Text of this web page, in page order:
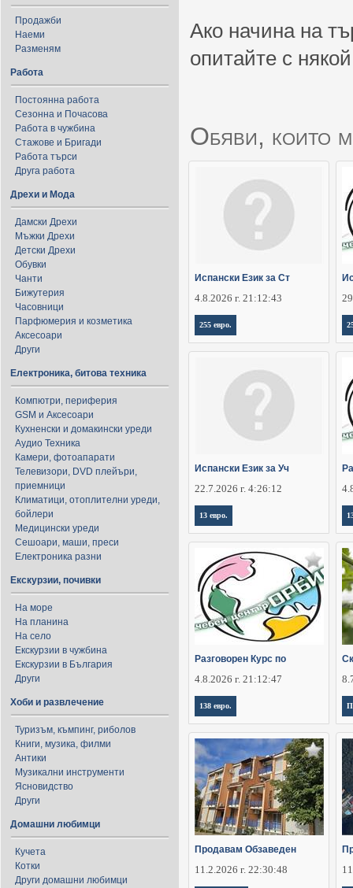
Продажби
Наеми
Разменям
Работа
Постоянна работа
Сезонна и Почасова
Работа в чужбина
Стажове и Бригади
Работа търси
Друга работа
Дрехи и Мода
Дамски Дрехи
Мъжки Дрехи
Детски Дрехи
Обувки
Чанти
Бижутерия
Часовници
Парфюмерия и козметика
Аксесоари
Други
Електроника, битова техника
Компютри, периферия
GSM и Аксесоари
Кухненски и домакински уреди
Аудио Техника
Камери, фотоапарати
Телевизори, DVD плейъри,
приемници
Климатици, отоплителни уреди,
бойлери
Медицински уреди
Сешоари, маши, преси
Електроника разни
Екскурзии, почивки
На море
На планина
На село
Екскурзии в чужбина
Екскурзии в България
Други
Хоби и развлечение
Туризъм, къмпинг, риболов
Книги, музика, филми
Антики
Музикални инструменти
Ясновидство
Други
Домашни любимци
Кучета
Котки
Други домашни любимци
Ако начина на
опитайте с
Обяви, които
Испански Език за Ст
4.8.2026 г. 21:12:43
255 евро.
Испански Език за Уч
22.7.2026 г. 4:26:12
13 евро.
Разговорен Курс по
4.8.2026 г. 21:12:47
138 евро.
Продавам Обзаведен
11.2.2026 г. 22:30:48